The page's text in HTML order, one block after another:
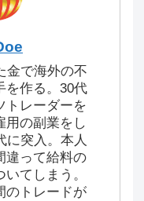
で海外の不
を作る。30代
トレーダーを
用の副業をし
に突入。本人
違って給料の
てしまう。
のトレードが